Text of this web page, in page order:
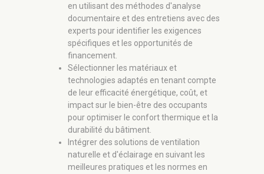
en utilisant des méthodes d'analyse
documentaire et des entretiens avec des
experts pour identifier les exigences
spécifiques et les opportunités de
financement.
Sélectionner les matériaux et
technologies adaptés en tenant compte
de leur efficacité énergétique, coût, et
impact sur le bien-être des occupants
pour optimiser le confort thermique et la
durabilité du bâtiment.
Intégrer des solutions de ventilation
naturelle et d'éclairage en suivant les
meilleures pratiques et les normes en